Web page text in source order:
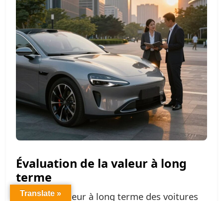
Évaluation de la valeur à long
terme
Évaluer la valeur à long terme des voitures
Translate »